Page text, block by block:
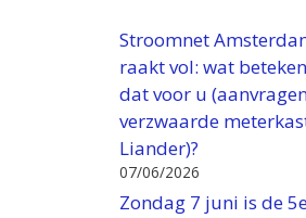
Stroomnet
raakt vol: wat
dat voor u
verzwaarde
Liander)?
07/06/2026
Zondag 7 juni is de